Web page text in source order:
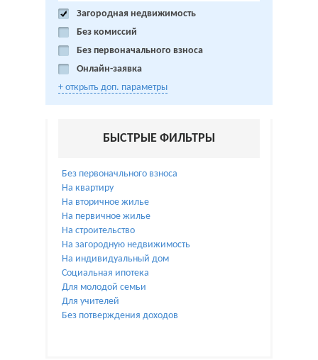
Загородная недвижимость
Без комиссий
Без первоначального взноса
Онлайн-заявка
+ открыть доп. параметры
БЫСТРЫЕ ФИЛЬТРЫ
Без первоначльного взноса
На квартиру
На вторичное жилье
На первичное жилье
На строительство
На загородную недвижимость
На индивидуальный дом
Социальная ипотека
Для молодой семьи
Для учителей
Без потверждения доходов